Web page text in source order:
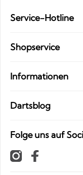
Service-Hotline
Shopservice
Informationen
Dartsblog
Folge uns auf